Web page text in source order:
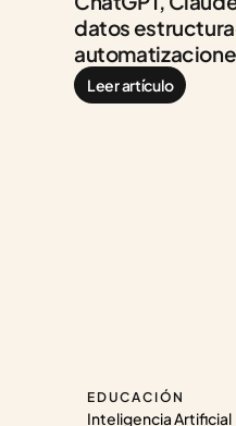
datos
Leer artículo
EDUCACIÓN
Inteligencia Artificial